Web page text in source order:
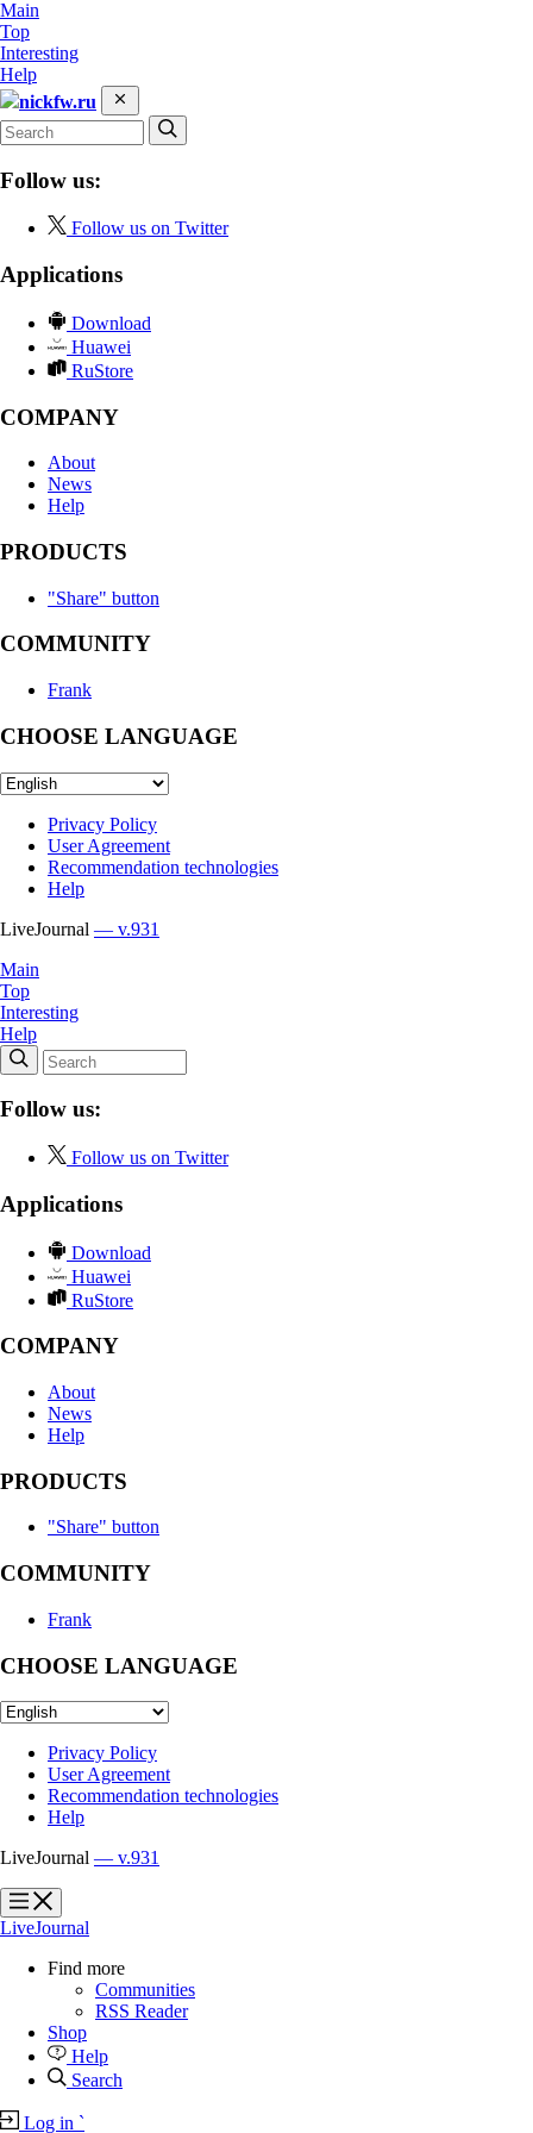
Main
Top
Interesting
Help
nickfw.ru
Follow us:
Follow us on Twitter
Applications
Download
Huawei
RuStore
COMPANY
About
News
Help
PRODUCTS
"Share" button
COMMUNITY
Frank
CHOOSE LANGUAGE
Privacy Policy
User Agreement
Recommendation technologies
Help
LiveJournal — v.931
Main
Top
Interesting
Help
Follow us:
Follow us on Twitter
Applications
Download
Huawei
RuStore
COMPANY
About
News
Help
PRODUCTS
"Share" button
COMMUNITY
Frank
CHOOSE LANGUAGE
Privacy Policy
User Agreement
Recommendation technologies
Help
LiveJournal — v.931
?
?
LiveJournal
Find more
Communities
RSS Reader
Shop
Help
Search
Log in `